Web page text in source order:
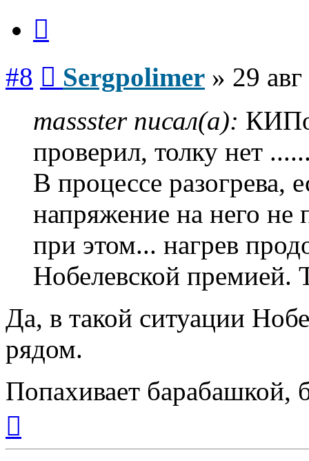
#8 Sergpolimer » 29
massster писал(а):
проверил, толку нет
В процессе разогрева,
напряжение на него не
при этом... нагрев
Нобелевской
Да, в такой ситуации
рядом.
Попахивает барабашкой,
началу